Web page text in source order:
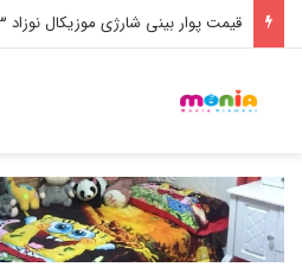
خرید عمده ست مانیکور نوزاد خارجی